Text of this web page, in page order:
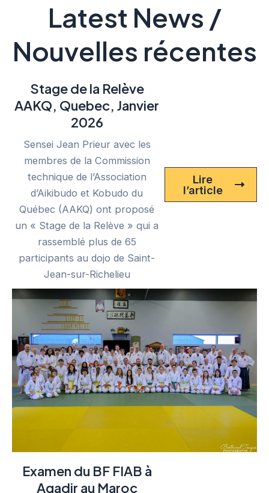
Latest News /
Nouvelles récentes
Stage de la Relève
AAKQ, Quebec, Janvier
2026
Sensei Jean Prieur avec les
membres de la Commission
technique de l’Association
d’Aikibudo et Kobudo du
Québec (AAKQ) ont proposé
un « Stage de la Relève » qui a
rassemblé plus de 65
participants au dojo de Saint-
Jean-sur-Richelieu
Lire
l’article
Examen du BF FIAB à
Agadir au Maroc